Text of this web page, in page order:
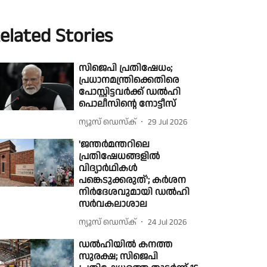
Stories
സിജെപി പ്രതിഷേധം;
പ്രധാനമന്ത്രിക്കെതിരെ
പോസ്റ്റിട്ടവർക്ക് ഡൽഹി
പൊലീസിൻ്റെ നോട്ടീസ്
ന്യൂസ് ഡെസ്ക് 29 Jul 2026
'ജന്തർമന്തറിലെ
പ്രതിഷേധങ്ങളിൽ
വിദ്യാർഥികൾ
പങ്കെടുക്കരുത്'; കർശന
നിർദേശവുമായി ഡൽഹി
സർവകലാശാല
ന്യൂസ് ഡെസ്ക് 24 Jul 2026
ഡൽഹിയിൽ കനത്ത
സുരക്ഷ; സിജെപി